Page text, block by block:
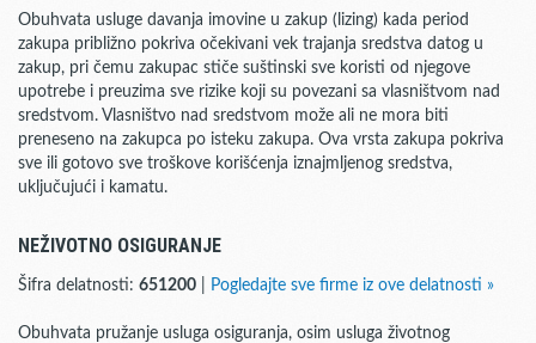
Obuhvata usluge davanja imovine u zakup (lizing) kada period
zakupa približno pokriva očekivani vek trajanja sredstva datog u
zakup, pri čemu zakupac stiče suštinski sve koristi od njegove
upotrebe i preuzima sve rizike koji su povezani sa vlasništvom nad
sredstvom. Vlasništvo nad sredstvom može ali ne mora biti
preneseno na zakupca po isteku zakupa. Ova vrsta zakupa pokriva
sve ili gotovo sve troškove korišćenja iznajmljenog sredstva,
uključujući i kamatu.
NEŽIVOTNO OSIGURANJE
Šifra delatnosti: 651200 Pogledajte sve firme iz ove delatnosti »
Obuhvata pružanje usluga osiguranja, osim usluga životnog